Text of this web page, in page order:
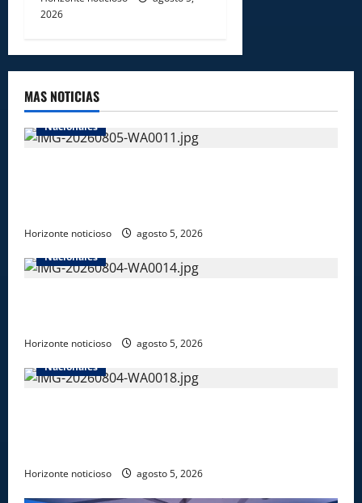
2026
MAS NOTICIAS
Nacionales
Horizonte noticioso
agosto 5, 2026
Nacionales
Horizonte noticioso
agosto 5, 2026
Nacionales
Horizonte noticioso agosto 5, 2026